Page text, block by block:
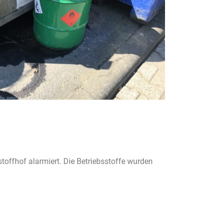
alarmiert. Die Betriebsstoffe wurden